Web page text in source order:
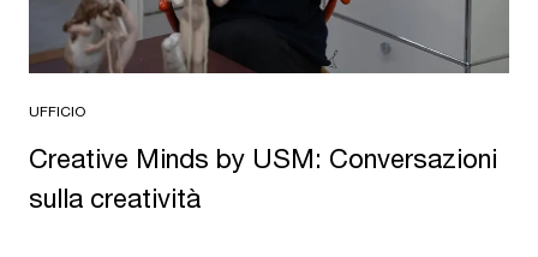
UFFICIO
Creative Minds by USM: Conversazioni
sulla creatività